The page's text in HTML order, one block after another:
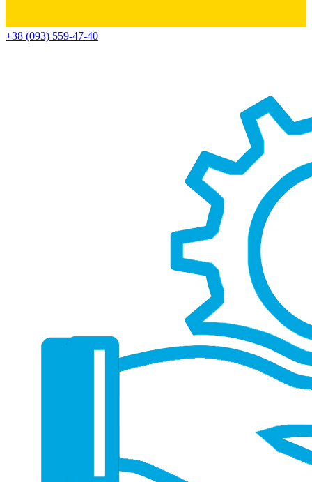
+38 (093) 559-47-40